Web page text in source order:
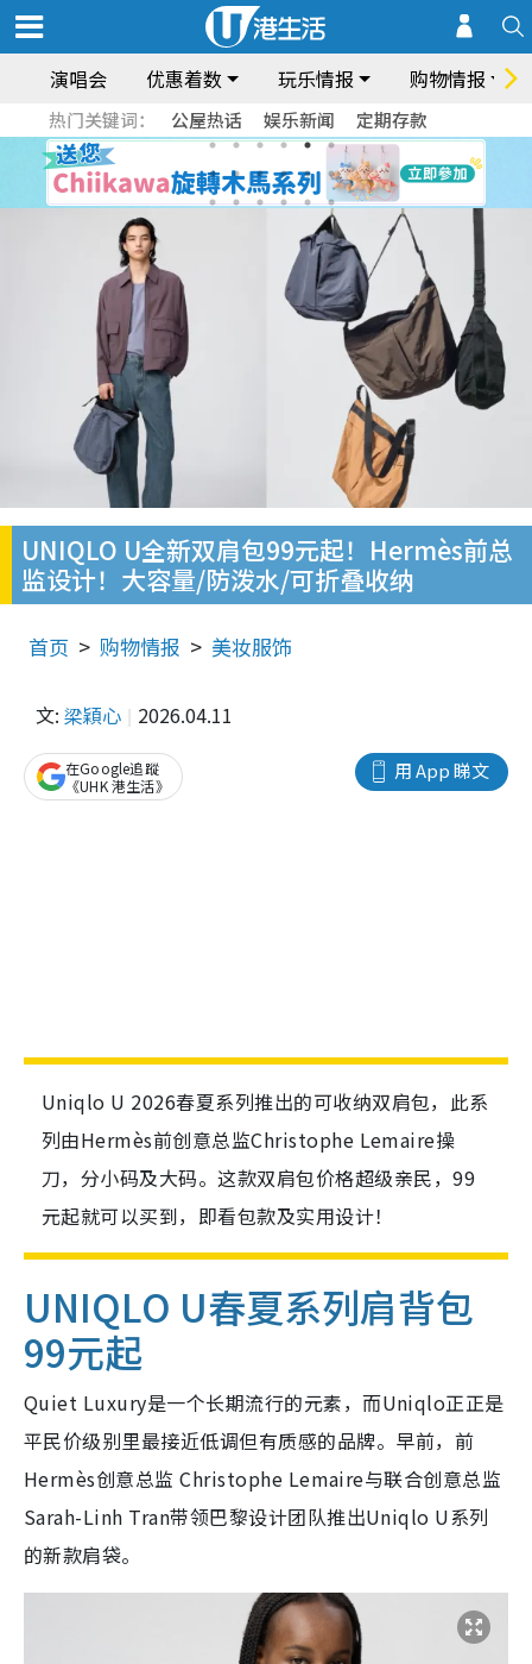
演唱会 优惠着数 玩乐情报 购物情报
热门关键词： 公屋热话 娱乐新闻 定期存款
UNIQLO U全新双肩包99元起！Hermès前总
监设计！大容量/防泼水/可折叠收纳
首页 购物情报 美妆服饰
文: 梁穎心 2026.04.11
用 App 睇文
在Google追蹤
《UHK 港生活》
Uniqlo U 2026春夏系列推出的可收纳双肩包，此系
列由Hermès前创意总监Christophe Lemaire操
刀，分小码及大码。这款双肩包价格超级亲民，99
元起就可以买到，即看包款及实用设计！
UNIQLO U春夏系列肩背包
99元起
Quiet Luxury是一个长期流行的元素，而Uniqlo正正是
平民价级别里最接近低调但有质感的品牌。早前，前
Hermès创意总监 Christophe Lemaire与联合创意总监
Sarah-Linh Tran带领巴黎设计团队推出Uniqlo U系列
的新款肩袋。